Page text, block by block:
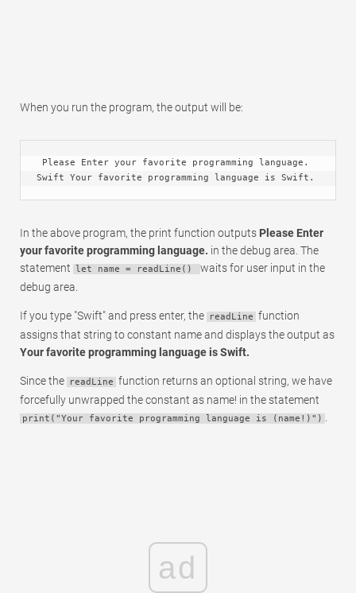
When you run the program, the output will be:
In the above program, the print function outputs Please Enter
your favorite programming language. in the debug area. The
statement
let name = readLine()
waits for user input in the
debug area.
If you type "Swift" and press enter, the readLine function
assigns that string to constant name and displays the output as
Your favorite programming language is Swift.
Since the readLine function returns an optional string, we have
forcefully unwrapped the constant as name! in the statement
print("Your favorite programming language is (name!)")
ad